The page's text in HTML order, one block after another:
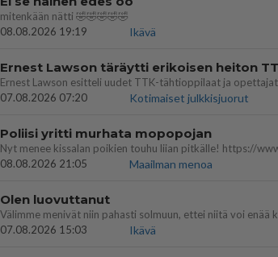
mitenkään nätti 🤣🤣🤣🤣🤣
08.08.2026 19:19
Ikävä
07.08.2026 07:20
Kotimaiset julkkisjuorut
Poliisi yritti murhata mopopojan
08.08.2026 21:05
Maailman menoa
Olen luovuttanut
07.08.2026 15:03
Ikävä